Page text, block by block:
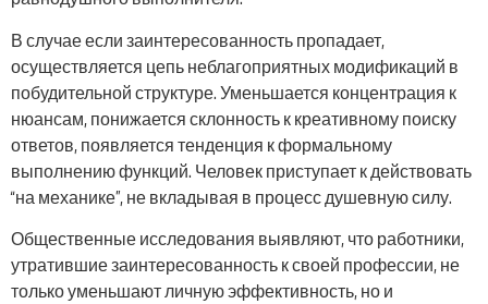
В случае если заинтересованность пропадает,
осуществляется цепь неблагоприятных модификаций в
побудительной структуре. Уменьшается концентрация к
нюансам, понижается склонность к креативному поиску
ответов, появляется тенденция к формальному
выполнению функций. Человек приступает к действовать
“на механике”, не вкладывая в процесс душевную силу.
Общественные исследования выявляют, что работники,
утратившие заинтересованность к своей профессии, не
только уменьшают личную эффективность, но и